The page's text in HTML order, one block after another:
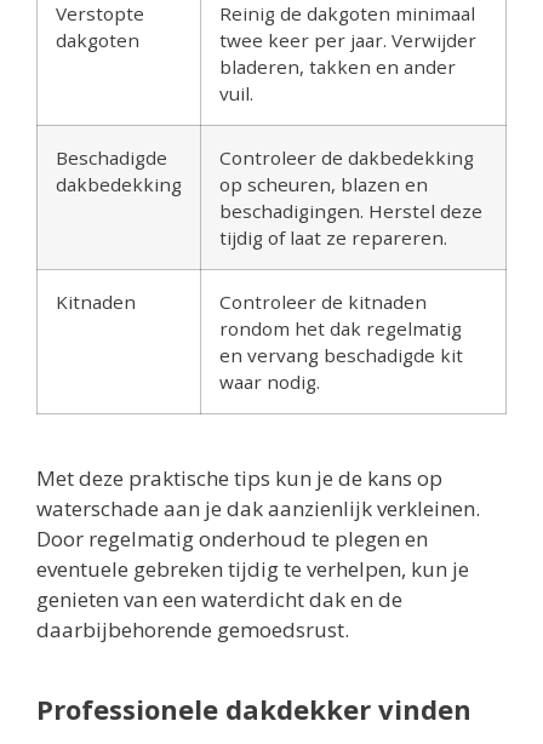
Verstopte
dakgoten
Reinig de dakgoten minimaal
twee keer per jaar. Verwijder
bladeren, takken en ander
vuil.
Beschadigde
dakbedekking
Controleer de dakbedekking
op scheuren, blazen en
beschadigingen. Herstel deze
tijdig of laat ze repareren.
Kitnaden
Controleer de kitnaden
rondom het dak regelmatig
en vervang beschadigde kit
waar nodig.
Met deze praktische tips kun je de kans op
waterschade aan je dak aanzienlijk verkleinen.
Door regelmatig onderhoud te plegen en
eventuele gebreken tijdig te verhelpen, kun je
genieten van een waterdicht dak en de
daarbijbehorende gemoedsrust.
Professionele dakdekker vinden